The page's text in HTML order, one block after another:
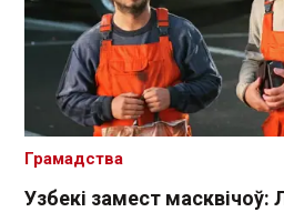
Узбекі замест масквічоў:
Грамадства